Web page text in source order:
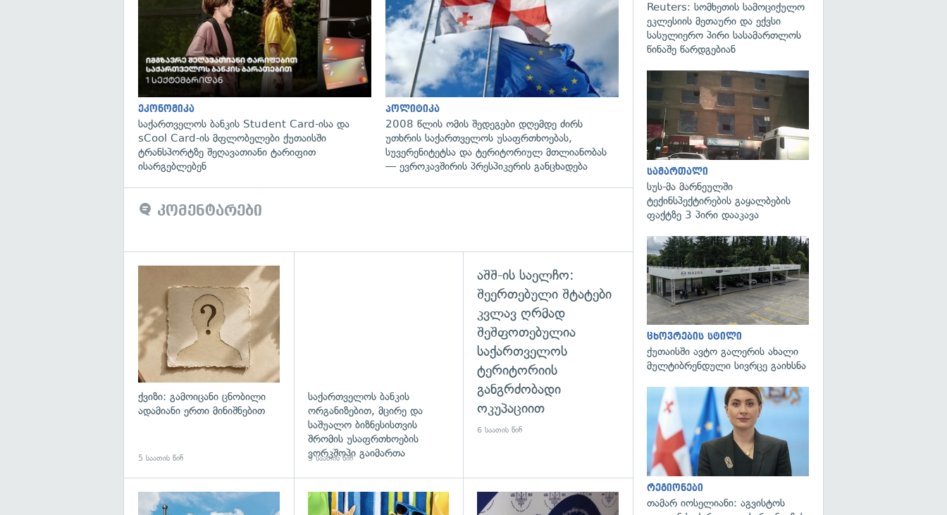
ეკონომიკა
საქართველოს ბანკის Student Card-ისა და
sCool Card-ის მფლობელები ქუთაისში
ტრანსპორტზე შეღავათიანი ტარიფით
ისარგებლებენ
პოლიტიკა
2008 წლის ომის შედეგები დღემდე ძირს
უთხრის საქართველოს უსაფრთხოებას,
სუვერენიტეტსა და ტერიტორიულ მთლიანობას
— ევროკავშირის პრესპიკერის განცხადება
კომენტარები
ქვიზი: გამოიცანი ცნობილი
ადამიანი ერთი მინიშნებით
5 საათის წინ
საქართველოს ბანკის
ორგანიზებით, მცირე და
საშუალო ბიზნესისთვის
შრომის უსაფრთხოების
ვორკშოპი გაიმართა
5 საათის წინ
აშშ-ის საელჩო:
შეერთებული შტატები
კვლავ ღრმად
შეშფოთებულია
საქართველოს
ტერიტორიის
განგრძობადი
ოკუპაციით
6 საათის წინ
გადახედვა გადახედვა გადახედვა
Reuters: სომხეთის სამოციქულო
ეკლესიის მეთაური და ექვსი
სასულიერო პირი სასამართლოს
წინაშე წარდგებიან
სამართალი
სუს-მა მარნეულში
ტექინსპექტირების გაყალბების
ფაქტზე 3 პირი დააკავა
ცხოვრების სტილი
ქუთაისში ავტო გალერის ახალი
მულტიბრენდული სივრცე გაიხსნა
რეგიონები
თამარ იოსელიანი: აგვისტოს